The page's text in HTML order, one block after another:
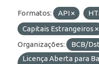
Formatos: API
Capitais Estrangeiros
Organizações:
BCB/
Licença Aberta para